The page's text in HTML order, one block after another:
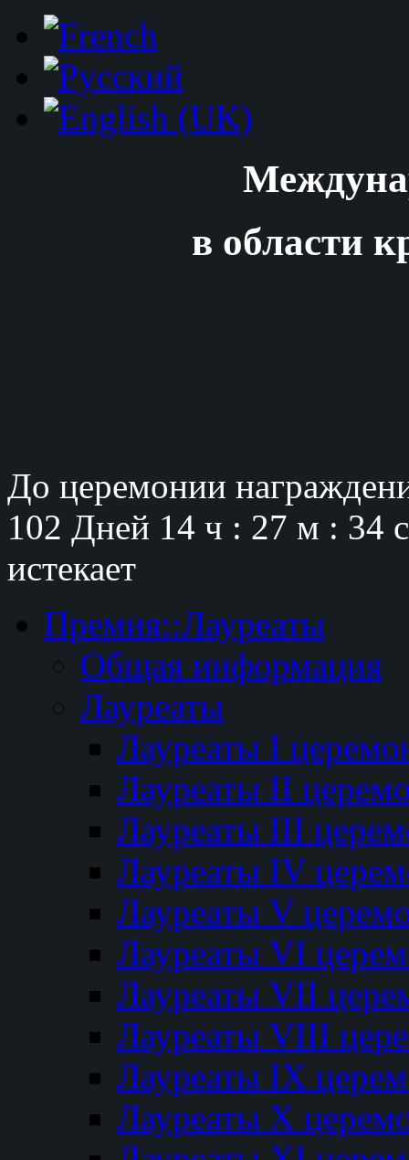
в области
До церемонии
102 Дней 14 ч : 27 м : 33
истекает
Премия::Лауреаты
Общая информация
Лауреаты
Лауреаты I
Лауреаты II
Лауреаты III
Лауреаты IV
Лауреаты V
Лауреаты VI
Лауреаты VII
Лауреаты VIII
Лауреаты IX
Лауреаты Х